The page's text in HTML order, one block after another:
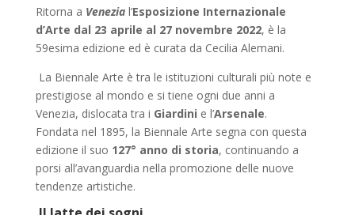
Ritorna a Venezial’Esposizione Internazionale
d’Arte dal 23 aprile al 27 novembre 2022, è la
59esima edizione ed è curata da Cecilia Alemani.
La Biennale Arte è tra le istituzioni culturali più note e
prestigiose al mondo e si tiene ogni due anni a
Venezia, dislocata tra i Giardini e l’Arsenale.
Fondata nel 1895, la Biennale Arte segna con questa
edizione il suo 127° anno di storia, continuando a
porsi all’avanguardia nella promozione delle nuove
tendenze artistiche.